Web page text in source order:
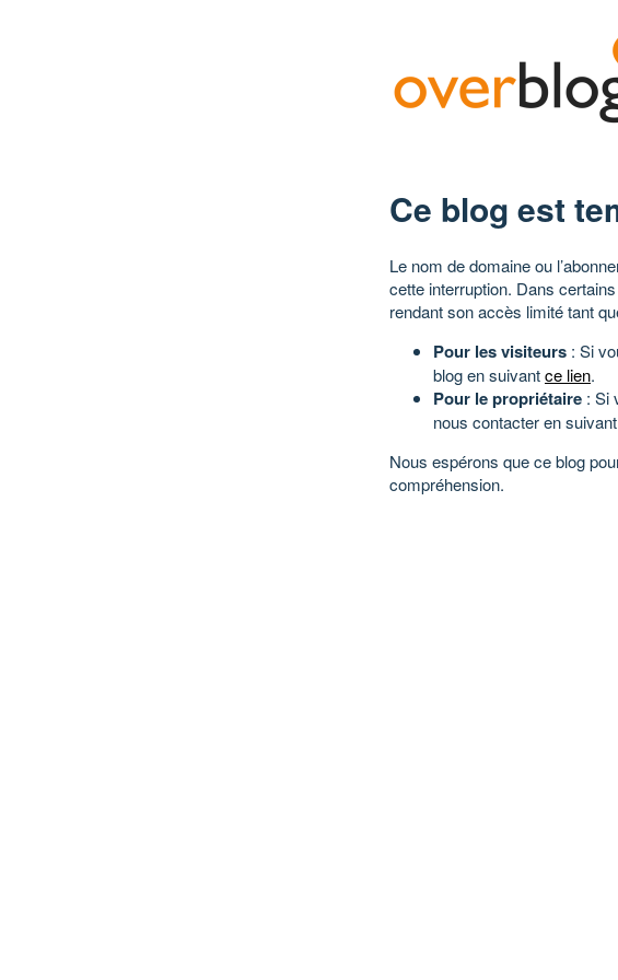
Ce blog est
Le nom de domaine ou
cette interruption. Dans
rendant son accès limité tant
Pour les visiteurs : Si
blog en suivantce lien.
Pour le propriétaire : Si
nous contacter en suivant
Nous espérons que ce blog
compréhension.